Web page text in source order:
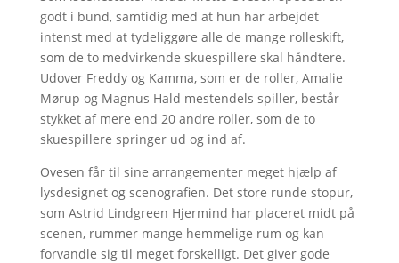
godt i bund, samtidig med at hun har arbejdet
intenst med at tydeliggøre alle de mange rolleskift,
som de to medvirkende skuespillere skal håndtere.
Udover Freddy og Kamma, som er de roller, Amalie
Mørup og Magnus Hald mestendels spiller, består
stykket af mere end 20 andre roller, som de to
skuespillere springer ud og ind af.
Ovesen får til sine arrangementer meget hjælp af
lysdesignet og scenografien. Det store runde stopur,
som Astrid Lindgreen Hjermind har placeret midt på
scenen, rummer mange hemmelige rum og kan
forvandle sig til meget forskelligt. Det giver gode